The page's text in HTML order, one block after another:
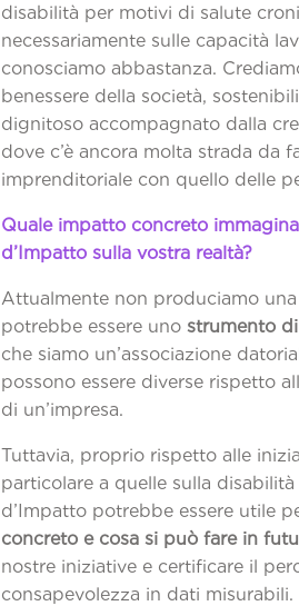
disabilità per motivi di salute
necessariamente sulle capacità
conosciamo abbastanza.
benessere della società,
dignitoso accompagnato dalla
dove c’è ancora molta strada da
imprenditoriale con quello delle
Quale impatto concreto
d’Impatto sulla vostra realtà?
Attualmente non produciamo
potrebbe essere unostrumento
che siamo un’associazione
possono essere diverse rispetto
di un’impresa.
Tuttavia, proprio rispetto alle
particolare a quelle sulla
d’Impatto potrebbe essere utile
concreto e cosa si può fare in
nostre iniziative e certificare il
consapevolezza in dati misurabili.